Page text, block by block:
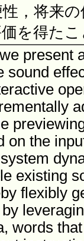
，将来
を得た
present
sound
on the
existing
flexibly
words